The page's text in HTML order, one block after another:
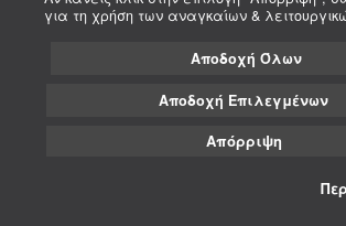
για τη χρήση των αναγκαίων &
Αποδοχή Όλων
Αποδοχή Επιλεγμένων
Απόρριψη